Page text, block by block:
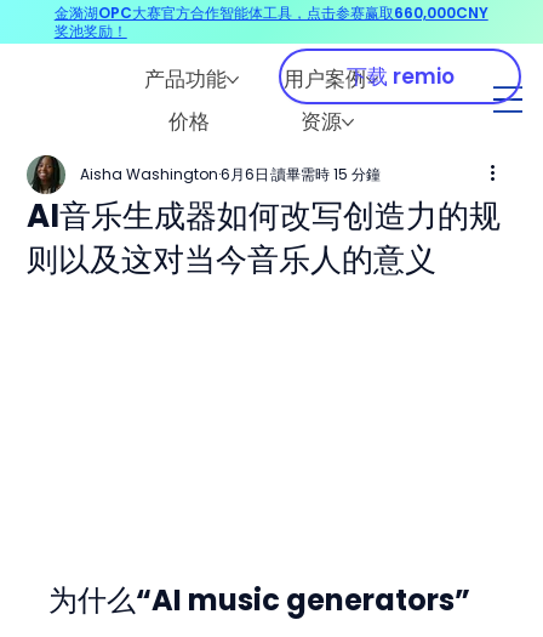
产品功能
用户案例
价格
资源
下载 remio
AI音乐生成器如何改写创造力的规
则以及这对当今音乐人的意义
Aisha Washington 6月6日 讀畢需時 15 分鐘
为什么“AI music generators”
金漪湖OPC大赛官方合作智能体工具，点击参赛赢取660,000CNY
奖池奖励！